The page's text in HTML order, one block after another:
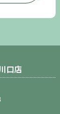
口店